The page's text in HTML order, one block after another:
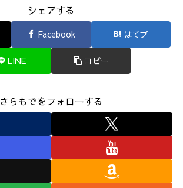
シェアする
Facebook はてブ
LINE コピー
さらもでをフォローする